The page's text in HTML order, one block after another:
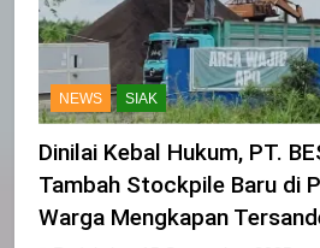
NEWS SIAK
Dinilai Kebal Hukum, PT.
Tambah Stockpile Baru di
Warga Mengkapan